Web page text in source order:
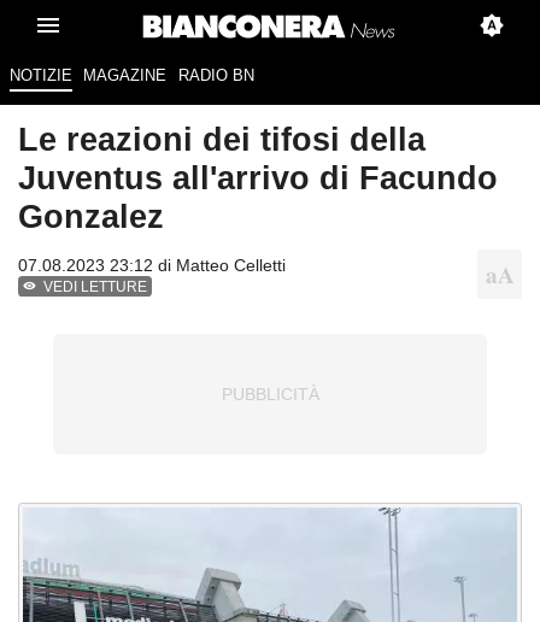
NOTIZIE MAGAZINE RADIO BN
Le reazioni dei tifosi della
Juventus all'arrivo di Facundo
Gonzalez
07.08.2023 23:12 di Matteo Celletti
VEDI LETTURE